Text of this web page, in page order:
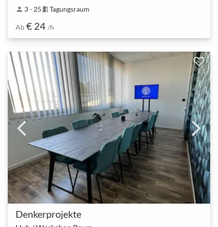
person 3 - 25 meeting_room Tagungsraum
Ab € 24 /h
Denkerprojekte